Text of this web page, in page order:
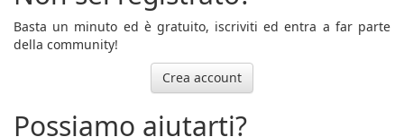
Basta un minuto ed è gratuito, iscriviti ed entra a far parte
della community!
Crea account
Possiamo aiutarti?